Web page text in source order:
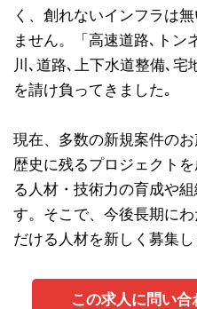
く、創れないインフラは
ません。「高速道路､トン
川､道路､上下水道整備､
を請け負ってきました｡
現在、多数の新規案件の
歴史に残るプロジェクト
る人材・技術力の育成や
す。そこで、今後長期に
だける人材を新しく募集し
この求人に問い